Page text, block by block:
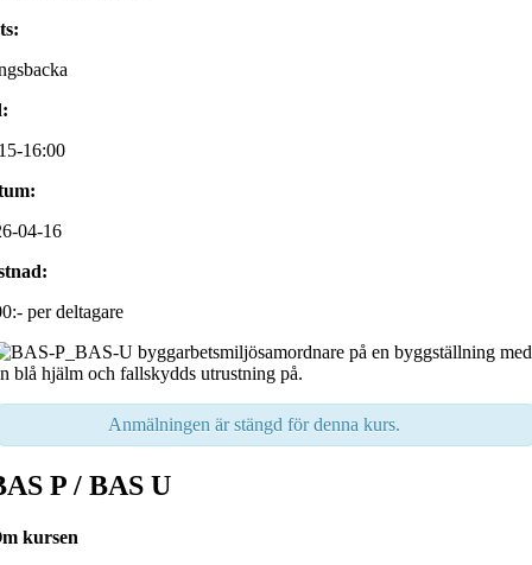
:
16:00
04-16
per deltagare
Anmälningen är stängd för denna kurs.
P / BAS U
kursen